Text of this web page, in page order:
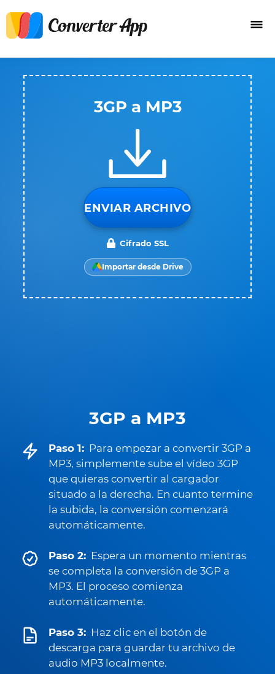
3GP a MP3
Paso 1: Para empezar a convertir 3GP a
MP3, simplemente sube el vídeo 3GP
que quieras convertir al cargador
situado a la derecha. En cuanto termine
la subida, la conversión comenzará
automáticamente.
Paso 2: Espera un momento mientras
se completa la conversión de 3GP a
MP3. El proceso comienza
automáticamente.
Paso 3: Haz clic en el botón de
descarga para guardar tu archivo de
audio MP3 localmente.
3GP a MP3
ENVIAR ARCHIVO
Cifrado SSL
Importar desde Drive